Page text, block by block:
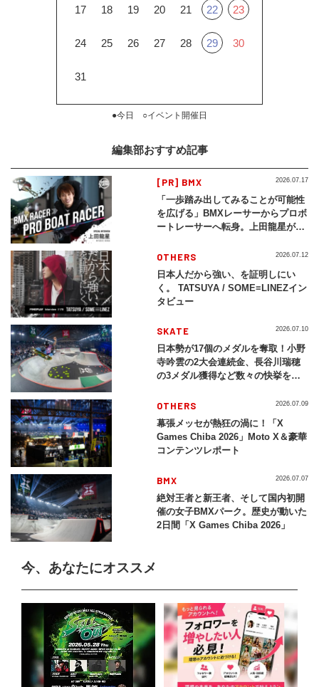
17 18 19 20 21 22 23
24 25 26 27 28 29 30
31
●今日 ○イベント開催日
編集部おすすめ記事
[PR] BMX
「一歩踏み出してみることが可能性
を広げる」BMXレーサーからプロボ
ートレーサーへ転身。上田龍星が体
2026.07.17
OTHERS
日本人だから強い、を証明しにい
く。 TATSUYA / SOME≡LINEZイン
タビュー
2026.07.12
SKATE
日本勢が17個のメダルを奪取！小野
寺吟雲の2大会連続金、長谷川瑞穂
の3メダル獲得など数々の快挙をプ
2026」
2026.07.10
OTHERS
幕張メッセが熱狂の渦に！「X
Games Chiba 2026」Moto X＆豪華
コンテンツレポート
2026.07.09
BMX
絶対王者と新王者、そして国内初開
催の女子BMXパーク。歴史が動いた
2日間「X Games Chiba 2026」
2026.07.07
今、あなたにオススメ